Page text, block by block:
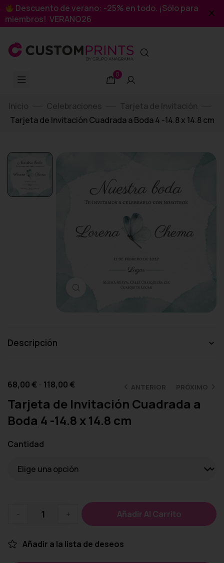
Descuento de verano: -25% en todo. ¡Sólo para
miembros! VERANO26
0
Inicio Celebraciones
Tarjeta de Invitación
Tarjeta de Invitación Cuadrada a Boda 4 -14.8 x 14.8 cm
Haga clic para ampliar
Descripción
ANTERIOR PRÓXIMO
68,00€ 118,00€
Tarjeta de Invitación Cuadrada a
Boda 4 -14.8 x 14.8 cm
Cantidad
- + Añadir Al Carrito
Añadir a la lista de deseos